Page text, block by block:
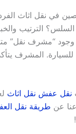
في نقل اثاث
الترتيب
وجود “مشرف نقل”
المشرف
نقل عفش نقل اثاث
عن طريقة نقل